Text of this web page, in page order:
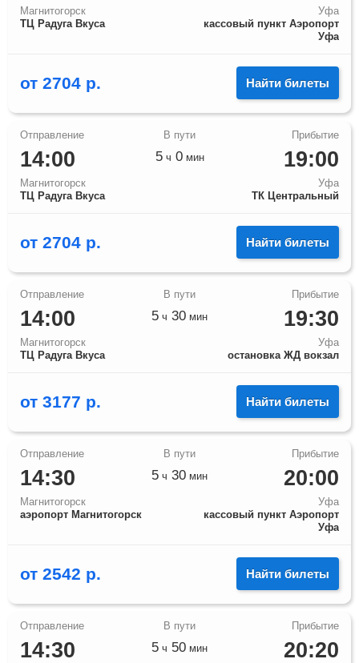
Магнитогорск
ТЦ Радуга Вкуса
Уфа
кассовый пункт Аэропорт
Уфа
от 2704 р. Найти билеты
14:00
Магнитогорск
ТЦ Радуга Вкуса
19:00
Уфа
ТК Центральный
5ч 0мин
от 2704 р. Найти билеты
14:00
Магнитогорск
ТЦ Радуга Вкуса
19:30
Уфа
остановка ЖД вокзал
5 ч 30 мин
от 3177 р. Найти билеты
14:30
Магнитогорск
аэропорт Магнитогорск
20:00
Уфа
кассовый пункт Аэропорт
Уфа
5 ч 30 мин
от 2542 р. Найти билеты
14:30 20:20
5 ч 50 мин